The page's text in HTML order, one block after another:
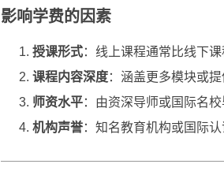
影响学费的因素
授课形式：线上课程通常比线下
课程内容深度：涵盖更多模块或
师资水平：由资深导师或国际名
机构声誉：知名教育机构或国际